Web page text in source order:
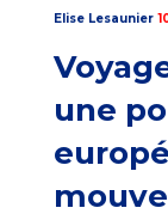
Elise Lesaunier
une